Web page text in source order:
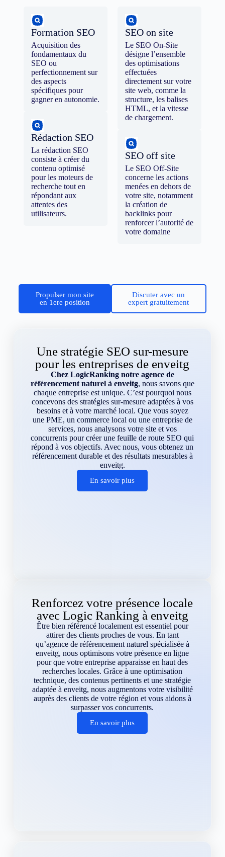
Formation SEO
Acquisition des
fondamentaux du
SEO ou
perfectionnement sur
des aspects
spécifiques pour
gagner en autonomie.
Rédaction SEO
La rédaction SEO
consiste à créer du
contenu optimisé
pour les moteurs de
recherche tout en
répondant aux
attentes des
utilisateurs.
SEO on site
Le SEO On-Site
désigne l’ensemble
des optimisations
effectuées
directement sur votre
site web, comme la
structure, les balises
HTML, et la vitesse
de chargement.
SEO off site
Le SEO Off-Site
concerne les actions
menées en dehors de
votre site, notamment
la création de
backlinks pour
renforcer l’autorité de
votre domaine
Propulser mon site
en 1ere position
Discuter avec un
expert gratuitement
Une stratégie SEO sur-mesure
pour les entreprises de enveitg
Chez LogicRanking notre agence de
référencement naturel à enveitg, nous savons que
chaque entreprise est unique. C’est pourquoi nous
concevons des stratégies sur-mesure adaptées à vos
besoins et à votre marché local. Que vous soyez
une PME, un commerce local ou une entreprise de
services, nous analysons votre site et vos
concurrents pour créer une feuille de route SEO qui
répond à vos objectifs. Avec nous, vous obtenez un
référencement durable et des résultats mesurables à
enveitg.
En savoir plus
Renforcez votre présence locale
avec Logic Ranking à enveitg
Être bien référencé localement est essentiel pour
attirer des clients proches de vous. En tant
qu’agence de référencement naturel spécialisée à
enveitg, nous optimisons votre présence en ligne
pour que votre entreprise apparaisse en haut des
recherches locales. Grâce à une optimisation
technique, des contenus pertinents et une stratégie
adaptée à enveitg, nous augmentons votre visibilité
auprès des clients de votre région et vous aidons à
surpasser vos concurrents.
En savoir plus